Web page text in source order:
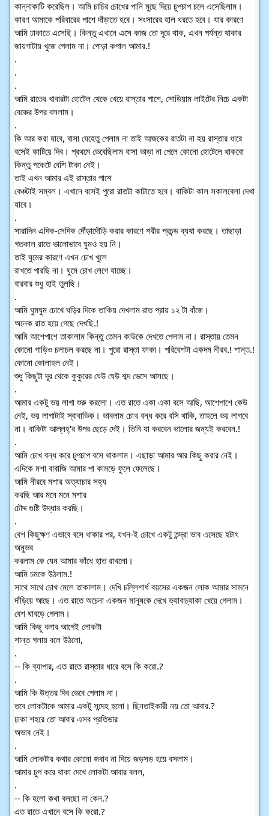
কান্নাকাটি করেছিল। আমি চাচির চোখের পানি মুছে দিয়ে চুপচাপ চলে এসেছিলাম।
কারণ আমাকে পরিবারের পাশে দাঁড়াতে হবে। সংসারের হাল ধরতে হবে। যার কারণে
আমি ঢাকাতে এসেছি। কিন্তু এখানে এসে কাজ তো দূরে থাক, এখন পর্যন্ত থাকার
জায়গাটায় খুজে পেলাম না। পোড়া কপাল আমার.!
.
.
.
আমি রাতের খাবারটা হোটেল থেকে খেয়ে রাস্তার পাশে, সোডিয়াম লাইটের নিচে একটা
বেঞ্চের উপর বসলাম।
.
কি আর করা যাবে, বাসা যেহেতু পেলাম না তাই আজকের রাতটা না হয় রাস্তার ধারে
বসেই কাটিয়ে দিব। প্রথমে ভেবেছিলাম বাসা ভাড়া না পেলে কোনো হোটেলে থাকবো
কিন্তু পকেটে বেশি টাকা নেই।
তাই এখন আমার এই রাস্তার পাশে
বেঞ্চটাই সম্বল। এখানে বসেই পুরো রাতটা কাটাতে হবে। বাকিটা কাল সকালবেলা দেখা
যাবে।
.
সারাদিন এদিক-সেদিক দৌঁড়াদৌড়ি করার কারণে শরীর প্রচন্ড ব্যথা করছে। তাছাড়া
গতকাল রাতে ভালোভাবে ঘুমও হয় নি।
তাই ঘুমের কারণে এখন চোখ খুলে
রাখতে পারছি না। ঘুমে চোখ লেগে যাচ্ছে।
বারবার শুধু হাই তুলছি।
.
আমি ঘুমঘুম চোখে ঘড়ির দিকে তাকিয় দেখলাম রাত প্রায় ১২ টা বাঁজে।
অনেক রাত হয়ে গেছে দেখছি.!
আমি আশেপাশে তাকালাম কিন্তু তেমন কাউকে দেখতে পেলাম না। রাস্তায় তেমন
কোনো গাড়িও চলাচল করছে না। পুরো রাস্তা ফাকা। পরিবেশটা একদম নীরব.! শান্ত.!
কোনো কোলাহল নেই।
শুধু কিছুটা দূর থেকে কুকুরের ঘেউ ঘেউ শব্দ ভেসে আসছে।
.
আমার একটু ভয় লাগা শুরু করলো। এত রাতে একা একা বসে আছি, আশেপাশে কেউ
নেই, ভয় লাগাটাই স্বাবাভিক। ভাবলাম চোখ বন্ধ করে বসি থাকি, তাহলে ভয় লাগবে
না। বাকিটা আল্লহ্'র উপর ছেড়ে দেই। তিনি যা করবেন ভালোর জন্যই করবেন.!
.
আমি চোখ বন্ধ করে চুপচাপ বসে থাকলাম। এছাড়া আমার আর কিছু করার নেই।
এদিকে মশা বাবাজি আমার পা কামড়ে ফুলে ফেলেছে।
আমি নীরবে মশার অত্যাচার সহ্য
করছি আর মনে মনে মশার
চৌদ্দ গুষ্টি উদ্ধার করছি।
.
বেশ কিছুক্ষণ এভাবে বসে থাকার পর, যখন-ই চোখে একটু তন্দ্রা ভাব এসেছে হটাৎ
অনুভব
করলাম কে যেন আমার কাঁধে হাত রাখলো।
আমি চমকে উঠলাম.!
সাথে সাথে চোখ মেলে তাকালাম। দেখি চল্লিশার্ধ বয়সের একজন লোক আমার সামনে
দাঁড়িয়ে আছে। এত রাতে অচেনা একজন মানুষকে দেখে ভ্যাবাচ্যাকা খেয়ে গেলাম।
বেশ ঘাবড়ে গেলাম।
আমি কিছু বলার আগেই লোকটা
শান্ত গলায় বলে উঠলো,
.
-- কি ব্যাপার, এত রাতে রাস্তার ধারে বসে কি করো.?
.
আমি কি উত্তর দিব ভেবে পেলাম না।
তবে লোকটাকে আমার একটু সন্দেহ হলো। ছিনতাইকারী নয় তো আবার.?
ঢাকা শহরে তো আবার এসব প্রতিভার
অভাব নেই।
.
আমি লোকটার কথার কোনো জবাব না দিয়ে জড়সড় হয়ে বসলাম।
আমার চুপ করে থাকা দেখে লোকটা আবার বলল,
.
-- কি হলো কথা বলছো না কেন.?
এত রাতে এখানে বসে কি করো.?